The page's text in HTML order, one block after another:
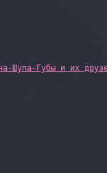
Шупа-Губы и их